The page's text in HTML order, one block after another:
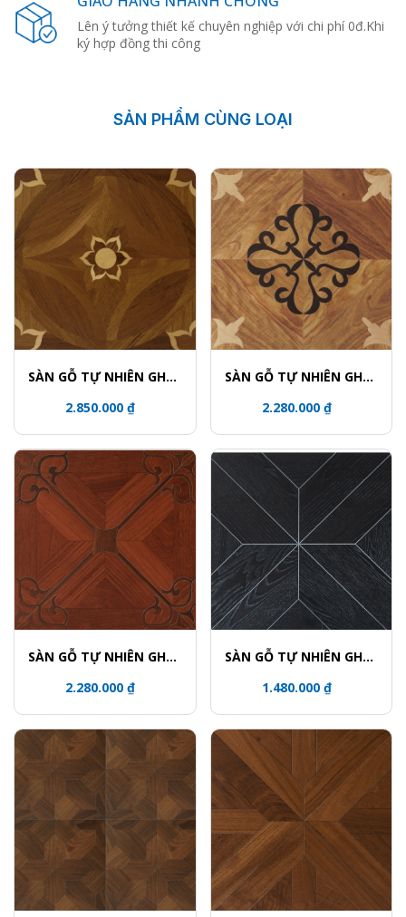
Lên ý tưởng thiết kế chuyên nghiệp với chi phí 0đ.Khi
ký hợp đồng thi công
SẢN PHẨM CÙNG LOẠI
SÀN GỖ TỰ NHIÊN GHÉP
2.850.000 ₫
SÀN GỖ TỰ NHIÊN GHÉP
2.280.000 ₫
SÀN GỖ TỰ NHIÊN GHÉP
2.280.000 ₫
SÀN GỖ TỰ NHIÊN GHÉP
1.480.000 ₫